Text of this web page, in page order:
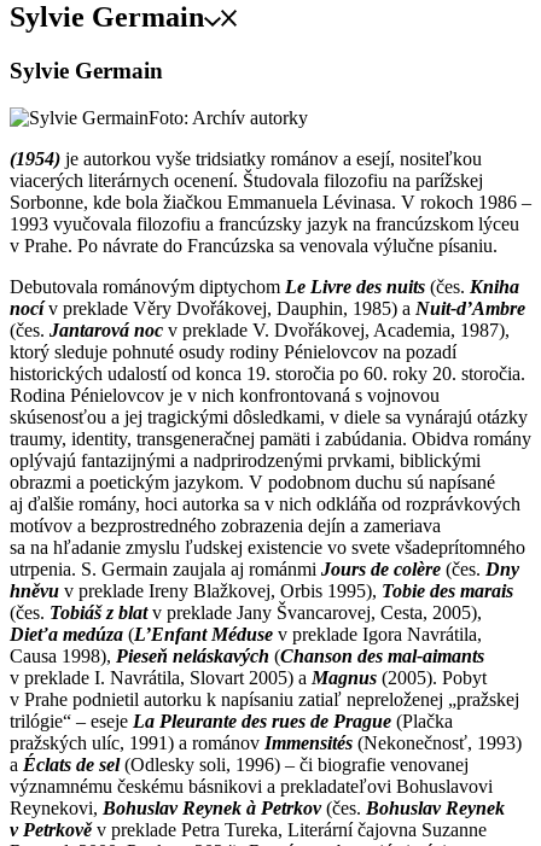
Sylvie Germain
Sylvie Germain
Foto: Archív autorky
(1954) je autorkou vyše tridsiatky románov a esejí, nositeľkou
viacerých literárnych ocenení. Študovala filozofiu na parížskej
Sorbonne, kde bola žiačkou Emmanuela Lévinasa. V rokoch 1986 –
1993 vyučovala filozofiu a francúzsky jazyk na francúzskom lýceu
v Prahe. Po návrate do Francúzska sa venovala výlučne písaniu.
Debutovala románovým diptychom Le Livre des nuits (čes. Kniha
nocív preklade Věry Dvořákovej, Dauphin, 1985) a Nuit-d’Ambre
(čes. Jantarová noc v preklade V. Dvořákovej, Academia, 1987),
ktorý sleduje pohnuté osudy rodiny Pénielovcov na pozadí
historických udalostí od konca 19. storočia po 60. roky 20. storočia.
Rodina Pénielovcov je v nich konfrontovaná s vojnovou
skúsenosťou a jej tragickými dôsledkami, v diele sa vynárajú otázky
traumy, identity, transgeneračnej pamäti i zabúdania. Obidva romány
oplývajú fantazijnými a nadprirodzenými prvkami, biblickými
obrazmi a poetickým jazykom. V podobnom duchu sú napísané
aj ďalšie romány, hoci autorka sa v nich odkláňa od rozprávkových
motívov a bezprostredného zobrazenia dejín a zameriava
sa na hľadanie zmyslu ľudskej existencie vo svete všadeprítomného
utrpenia. S. Germain zaujala aj románmi Jours de colère (čes. Dny
hněvu v preklade Ireny Blažkovej, Orbis 1995), Tobie des marais
(čes. Tobiáš z blatv preklade Jany Švancarovej, Cesta, 2005),
Dieťa medúza (L’Enfant Méduse v preklade Igora Navrátila,
Causa 1998), Pieseň neláskavých (Chanson des mal-aimants
v preklade I. Navrátila, Slovart 2005) a Magnus (2005). Pobyt
v Prahe podnietil autorku k napísaniu zatiaľ nepreloženej „pražskej
trilógie“ – eseje La Pleurante des rues de Prague (Plačka
pražských ulíc, 1991) a románov Immensités (Nekonečnosť, 1993)
a Éclats de sel(Odlesky soli, 1996) – či biografie venovanej
významnému českému básnikovi a prekladateľovi Bohuslavovi
Reynekovi, Bohuslav Reynek à Petrkov(čes. Bohuslav Reynek
v Petrkově v preklade Petra Tureka, Literární čajovna Suzanne